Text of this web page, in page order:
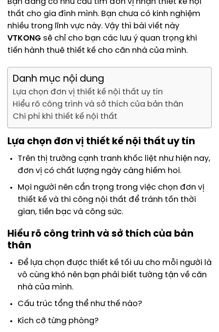
Bạn đang có nhu cầu tìm đơn vị nhận thiết kế nội
thất cho gia đình mình. Bạn chưa có kinh nghiệm
nhiều trong lĩnh vực này. Vậy thì bài viết này
VTKONG sẽ chỉ cho bạn các lưu ý quan trọng khi
tiến hành thuê thiết kế cho căn nhà của mình.
Danh mục nội dung
Lựa chọn đơn vị thiết kế nội thất uy tín
Hiểu rõ công trình và sở thích của bản thân
Chi phí khi thiết kế nội thất
Lựa chọn đơn vị thiết kế nội thất uy tín
Trên thị trường cạnh tranh khốc liệt như hiện nay,
đơn vị có chất lượng ngày càng hiếm hoi.
Mọi người nên cẩn trọng trong việc chọn đơn vị
thiết kế và thi công nội thất để tránh tốn thời
gian, tiền bạc và công sức.
Hiểu rõ công trình và sở thích của bản
thân
Để lựa chọn được thiết kế tối ưu cho mỗi người là
vô cùng khó nên bạn phải biết tường tận về căn
nhà của mình.
Cấu trúc tổng thể như thế nào?
Kích cỡ từng phòng?